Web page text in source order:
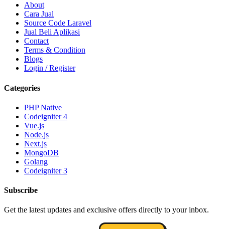
About
Cara Jual
Source Code Laravel
Jual Beli Aplikasi
Contact
Terms & Condition
Blogs
Login / Register
Categories
PHP Native
Codeigniter 4
Vue.js
Node.js
Next.js
MongoDB
Golang
Codeigniter 3
Subscribe
Get the latest updates and exclusive offers directly to your inbox.